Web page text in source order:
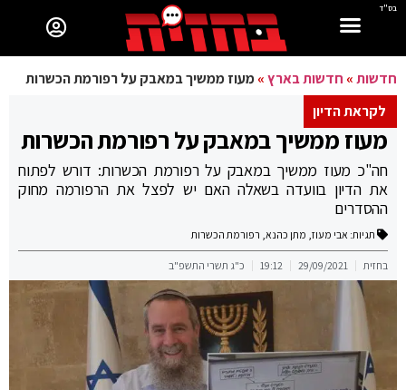
בס"ד
חדשות» חדשות בארץ»מעוז ממשיך במאבק על רפורמת הכשרות
לקראת הדיון
מעוז ממשיך במאבק על רפורמת הכשרות
חה"כ מעוז ממשיך במאבק על רפורמת הכשרות: דורש לפתוח
את הדיון בוועדה בשאלה האם יש לפצל את הרפורמה מחוק
ההסדרים
תגיות: אבי מעוז, מתן כהנא, רפורמת הכשרות
בחזית 29/09/2021
19:12 כ"ג תשרי התשפ"ב